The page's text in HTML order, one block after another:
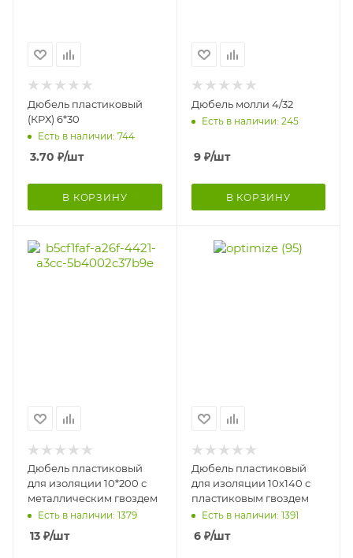
Дюбель пластиковый
(КРХ) 6*30
Есть в наличии: 744
3.70 ₽/шт
В КОРЗИНУ
Дюбель молли 4/32
Есть в наличии: 245
9₽/шт
В КОРЗИНУ
Дюбель пластиковый
для изоляции 10*200 с
металлическим гвоздем
Есть в наличии: 1379
13 ₽/шт
Дюбель пластиковый
для изоляции 10х140 с
пластиковым гвоздем
Есть в наличии: 1391
6₽/шт